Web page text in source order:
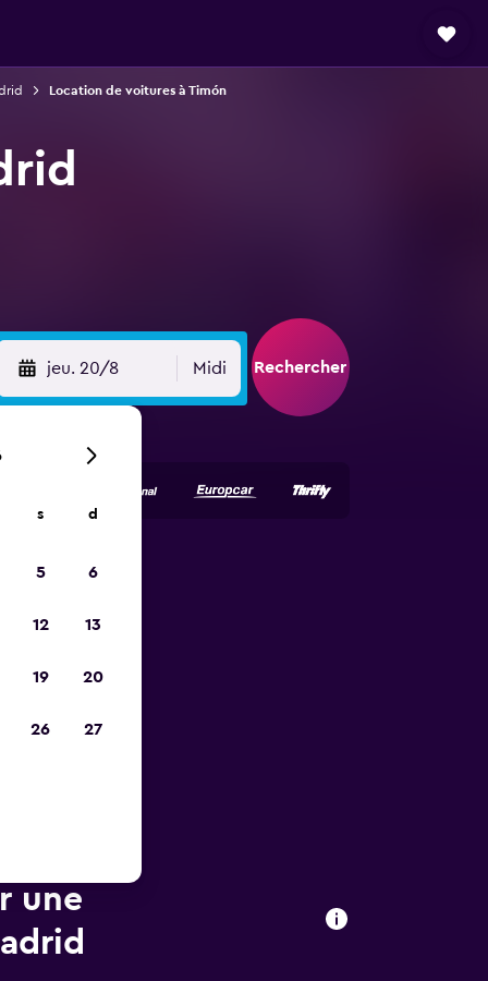
Location de voitures à Timón
jeu. 20/8 Midi Rechercher
une
s d
5 6
12 13
19 20
26 27